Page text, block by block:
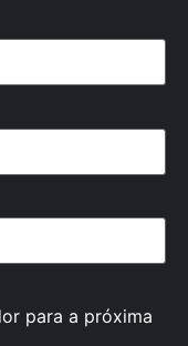
para a próxima